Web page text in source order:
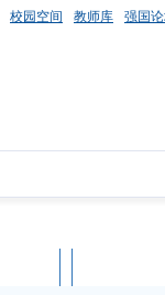
校园空间 教师库 强国